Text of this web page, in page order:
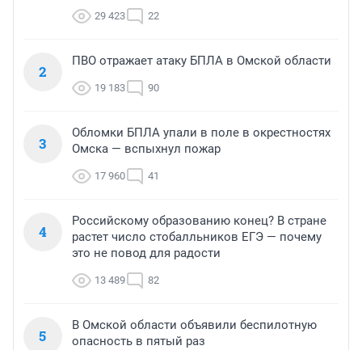
29 423 22
2
ПВО отражает атаку БПЛА в Омской области
19 183 90
3
Обломки БПЛА упали в поле в окрестностях
Омска — вспыхнул пожар
17 960 41
4
Российскому образованию конец? В стране
растет число стобалльников ЕГЭ — почему
это не повод для радости
13 489 82
5
В Омской области объявили беспилотную
опасность в пятый раз